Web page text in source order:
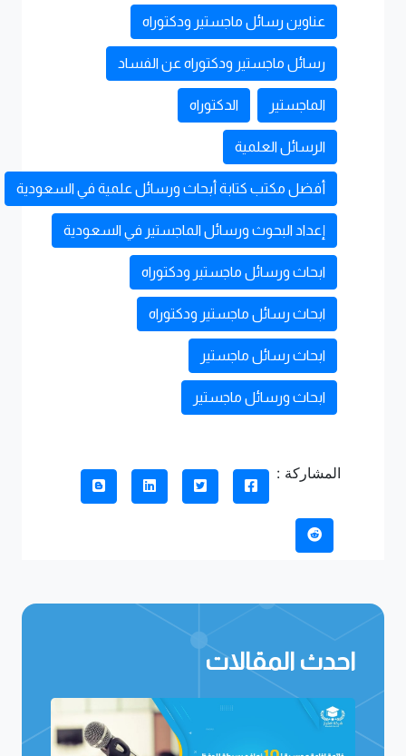
عناوين رسائل ماجستير ودكتوراه
رسائل ماجستير ودكتوراه عن الفساد
الماجستير الدكتوراه
الرسائل العلمية
أفضل مكتب كتابة أبحاث ورسائل علمية في السعودية
إعداد البحوث ورسائل الماجستير في السعودية
ابحاث ورسائل ماجستير ودكتوراه
ابحاث رسائل ماجستير ودكتوراه
ابحاث رسائل ماجستير
ابحاث ورسائل ماجستير
المشاركة :
احدث المقالات